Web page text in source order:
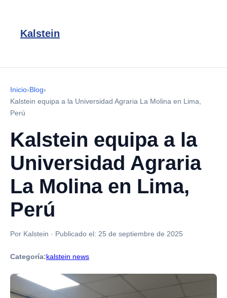
Kalstein
Inicio›Blog›
Kalstein equipa a la Universidad Agraria La Molina en Lima,
Perú
Kalstein equipa a la
Universidad Agraria
La Molina en Lima,
Perú
Por Kalstein · Publicado el: 25 de septiembre de 2025
Categoría:kalstein news